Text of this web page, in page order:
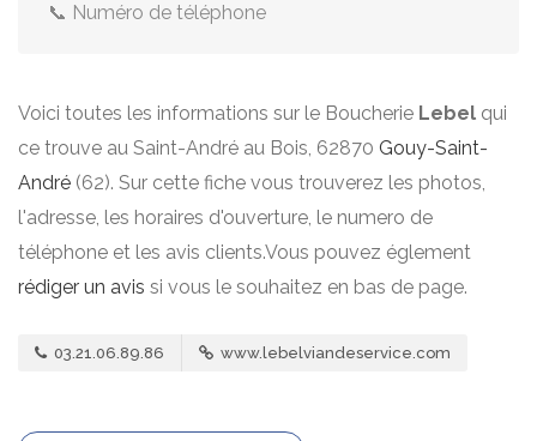
📞 Numéro de téléphone
Voici toutes les informations sur le Boucherie Lebel qui
ce trouve au Saint-André au Bois, 62870 Gouy-Saint-
André (62). Sur cette fiche vous trouverez les photos,
l'adresse, les horaires d'ouverture, le numero de
téléphone et les avis clients.Vous pouvez églement
rédiger un avis si vous le souhaitez en bas de page.
03.21.06.89.86 www.lebelviandeservice.com